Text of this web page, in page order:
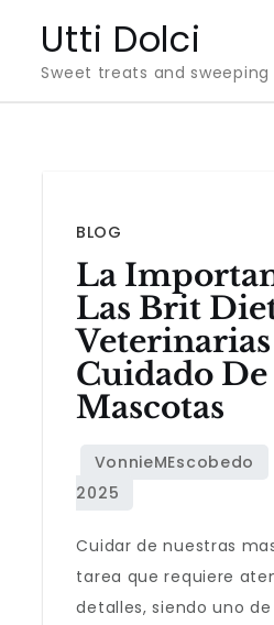
content
Utti Dolci
Sweet treats and sweeping
BLOG
La
Las Brit
Veterinarias
Cuidado De
Mascotas
Cuidar de nuestras
tarea que requiere
detalles, siendo uno